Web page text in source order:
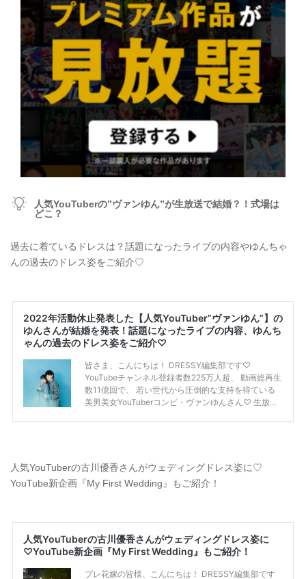
人気YouTuberの”ヴァンゆん”が生放送で結婚？！式場は
どこ？
過去に着ているドレスは？話題になったライブの内容やゆんちゃ
んの過去のドレス姿をご紹介♡
人気YouTuberの古川優香さんがウェディングドレス姿に♡
YouTube新企画『My First Wedding』もご紹介！